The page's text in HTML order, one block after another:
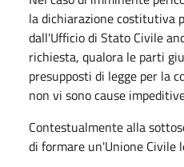
la dichiarazione costitutiva
dall'Ufficio di Stato Civile
richiesta, qualora le parti
presupposti di legge per la
non vi sono cause
Contestualmente alla
di formare un'Unione Civile